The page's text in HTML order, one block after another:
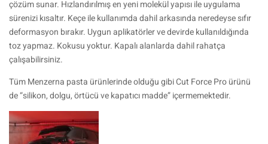
çözüm sunar. Hızlandırılmış en yeni molekül yapısı ile uygulama
sürenizi kısaltır. Keçe ile kullanımda dahil arkasında neredeyse sıfır
deformasyon bırakır. Uygun aplikatörler ve devirde kullanıldığında
toz yapmaz. Kokusu yoktur. Kapalı alanlarda dahil rahatça
çalışabilirsiniz.
Tüm Menzerna pasta ürünlerinde olduğu gibi Cut Force Pro ürünü
de “silikon, dolgu, örtücü ve kapatıcı madde” içermemektedir.